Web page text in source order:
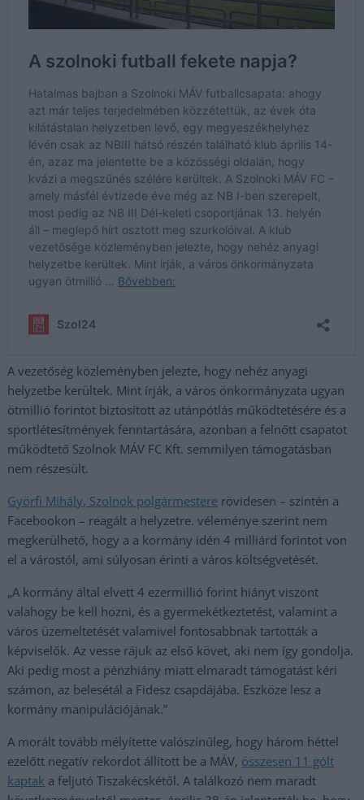
A vezetőség közleményben jelezte, hogy nehéz anyagi
helyzetbe kerültek. Mint írják, a város önkormányzata ugyan
ötmillió forintot biztosított az utánpótlás működtetésére és a
sportlétesítmények fenntartására, azonban a felnőtt csapatot
működtető Szolnok MÁV FC Kft. semmilyen támogatásban
nem részesült.
Györfi Mihály, Szolnok polgármestere rövidesen – szintén a
Facebookon – reagált a helyzetre. véleménye szerint nem
megkerülhető, hogy a a kormány idén 4 milliárd forintot von
el a várostól, ami súlyosan érinti a város költségvetését.
„A kormány által elvett 4 ezermillió forint hiányt viszont
valahogy be kell hozni, és a gyermekétkeztetést, valamint a
város üzemeltetését valamivel fontosabbnak tartották a
képviselők. Az vesse rájuk az első követ, aki nem így gondolja.
Aki pedig most a pénzhiány miatt elmaradt támogatást kéri
számon, az belesétál a Fidesz csapdájába. Eszköze lesz a
kormány manipulációjának.”
A morált tovább mélyítette valószínűleg, hogy három héttel
ezelőtt negatív rekordot állított be a MÁV, összesen 11 gólt
kaptak a feljutó Tiszakécskétől. A találkozó nem maradt